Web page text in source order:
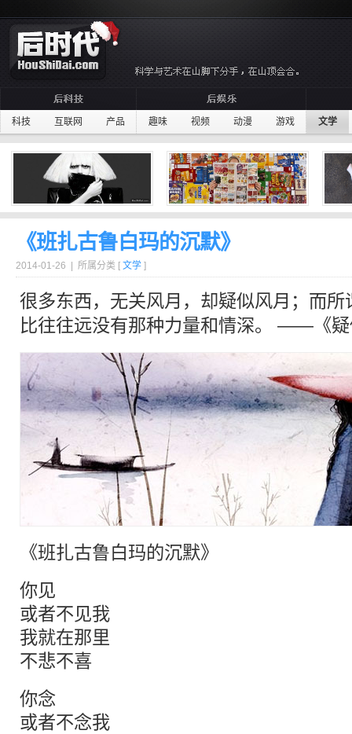
科技 互联网 产品 趣味 视频 动漫 游戏 文学
《班扎古鲁白玛的沉默》
2014-01-26 | 所属分类 [ 文学 ]
很多东西，无关风月 ，却疑似风月 ；而所
比往往远没有那种力量和情深。 ——《
《班扎古鲁白玛的沉默》
你见
或者不见我
我就在那里
不悲不喜
你念
或者不念我